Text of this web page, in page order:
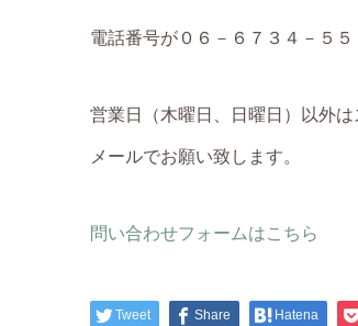
電話番号が０６－６７３４－５５
営業日（木曜日、日曜日）以外
メールでお願い致します。
問い合わせフォームはこちら
Tweet Share Hatena